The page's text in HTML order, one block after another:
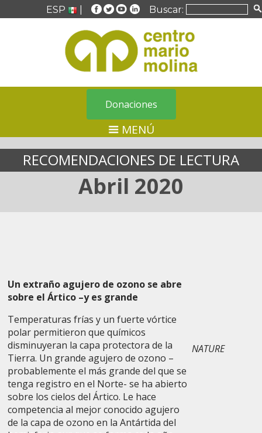
ESP Buscar:
Donaciones
MENÚ
RECOMENDACIONES DE LECTURA
Abril 2020
Un extraño agujero de ozono se abre
sobre el Ártico –y es grande
Temperaturas frías y un fuerte vórtice
polar permitieron que químicos
disminuyeran la capa protectora de la
Tierra. Un grande agujero de ozono –
probablemente el más grande del que se
tenga registro en el Norte- se ha abierto
sobre los cielos del Ártico. Le hace
competencia al mejor conocido agujero
de la capa de ozono en la Antártida del
NATURE